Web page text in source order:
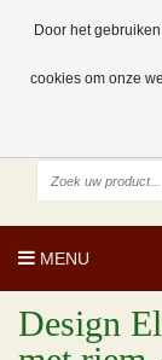
NL
EUR
MENU
Design
Door het
cookies om onze